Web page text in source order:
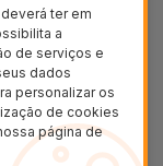
na Loja
para
elegante
de
ter em
a
de serviços e
dados
personalizar os
de cookies
página de